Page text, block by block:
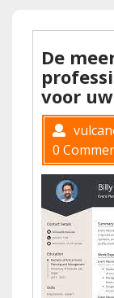
De
voor
0